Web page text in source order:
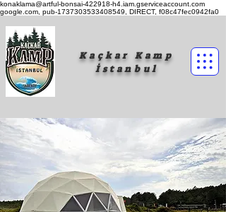
konaklama@artful-bonsai-422918-h4.iam.gserviceaccount.com
google.com, pub-1737303533408549, DIRECT, f08c47fec0942fa0
Kaçkar Kamp
İstanbul